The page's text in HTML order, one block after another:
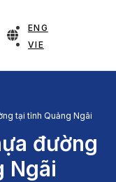
ENG
VIE
tại tỉnh Quảng Ngãi
đường
Ngãi